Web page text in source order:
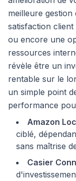
meilleure
satisfaction
ou encore une
ressources
révèle être un
rentable sur le
un simple point
performance
Amazon
ciblé,
sans maîtrise
Casier